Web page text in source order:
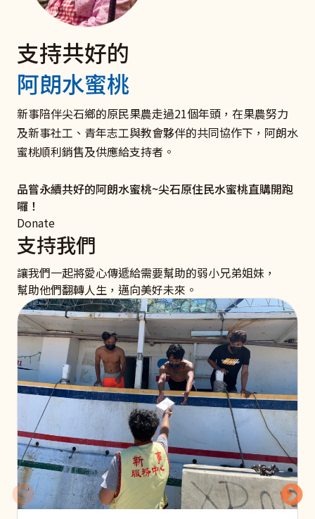
支持共好的
阿朗水蜜桃
新事陪伴尖石鄉的原民果農走過21個年頭，在果農努力
及新事社工、青年志工與教會夥伴的共同協作下，阿朗水
蜜桃順利銷售及供應給支持者。
品嘗永續共好的阿朗水蜜桃~尖石原住民水蜜桃直購開跑
囉！
電子發票 捐款愛心碼102
我們有愛心碼囉
愛心一領二 愛心不落後 聚沙可成塔
我要捐款
聘僱移工家庭
與移工共好服務
打造雇主放心移工安心的新勞雇關係！ 聯絡新事社會服
務中心，了解更多關於良好雇主和移工溝通、勞雇關係促
進、相關法律及資源的資訊吧！
了解更多
捐款支持《扶原民‧救弱勢》
衛部救字第1141363166號
助原住民弱勢及受災家庭和青少年培力學習，迎向未來，
翻轉命運。
Donate
支持我們
讓我們一起將愛心傳遞給需要幫助的弱小兄弟姐妹，
幫助他們翻轉人生，邁向美好未來。